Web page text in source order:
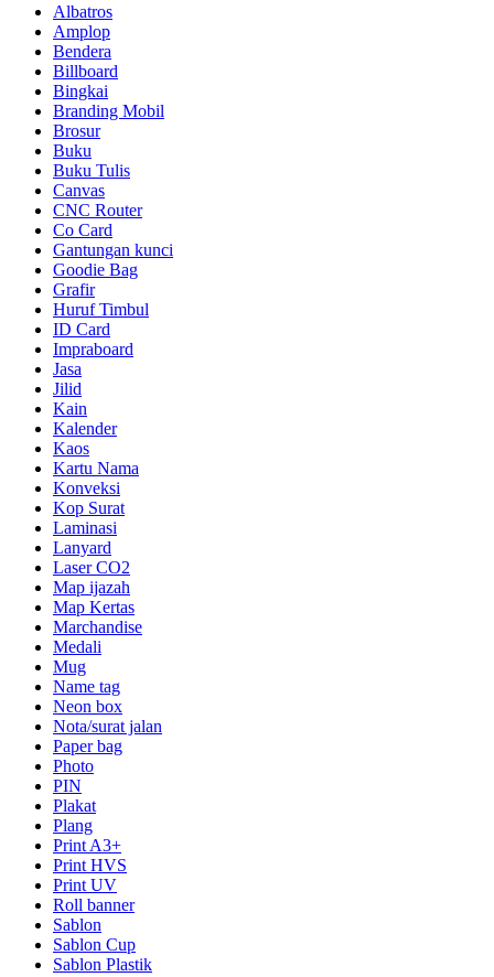
Albatros
Amplop
Bendera
Billboard
Bingkai
Branding Mobil
Brosur
Buku
Buku Tulis
Canvas
CNC Router
Co Card
Gantungan kunci
Goodie Bag
Grafir
Huruf Timbul
ID Card
Impraboard
Jasa
Jilid
Kain
Kalender
Kaos
Kartu Nama
Konveksi
Kop Surat
Laminasi
Lanyard
Laser CO2
Map ijazah
Map Kertas
Marchandise
Medali
Mug
Name tag
Neon box
Nota/surat jalan
Paper bag
Photo
PIN
Plakat
Plang
Print A3+
Print HVS
Print UV
Roll banner
Sablon
Sablon Cup
Sablon Plastik